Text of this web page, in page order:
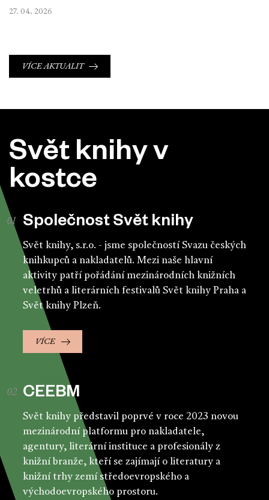
27. 04. 2026
VÍCE AKTUALIT
Svět knihy v
kostce
Společnost Svět knihy
Svět knihy, s.r.o. - jsme společností Svazu českých
knihkupců a nakladatelů. Mezi naše hlavní
aktivity patří pořádání mezinárodních knižních
veletrhů a literárních festivalů Svět knihy Praha a
Svět knihy Plzeň.
VÍCE
CEEBM
Svět knihy představil poprvé v roce 2023 novou
mezinárodní platformu pro nakladatele,
agentury, literární instituce a profesionály z
knižní branže, kteří se zajímají o literatury a
knižní trhy zemí středoevropského a
východoevropského prostoru.